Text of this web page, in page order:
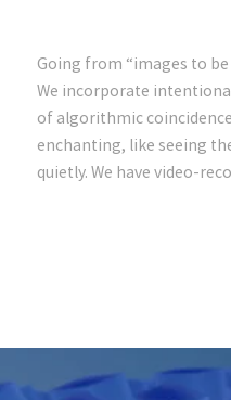
Going from “images to
We incorporate
of algorithmic
enchanting, like seeing
quietly. We have video-